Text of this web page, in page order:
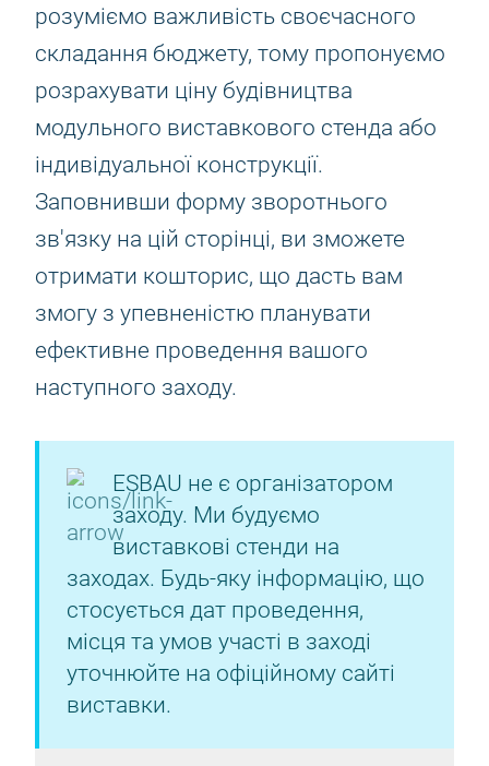
розуміємо важливість своєчасного
складання бюджету, тому пропонуємо
розрахувати ціну будівництва
модульного виставкового стенда або
індивідуальної конструкції.
Заповнивши форму зворотнього
зв'язку на цій сторінці, ви зможете
отримати кошторис, що дасть вам
змогу з упевненістю планувати
ефективне проведення вашого
наступного заходу.
ESBAU не є організатором
заходу. Ми будуємо
виставкові стенди на
заходах. Будь-яку інформацію, що
стосується дат проведення,
місця та умов участі в заході
уточнюйте на офіційному сайті
виставки.